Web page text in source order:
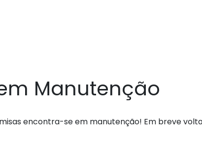
Manutenção
encontra-se em manutenção! Em breve